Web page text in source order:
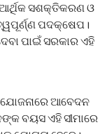
ଆର୍ଥିକ ସଶକ୍ତିକରଣ ଓ
ପଦକ୍ଷେପ।
ପାଇଁ ସରକାର ଏହି
ଯୋଜନାରେ ଆବେଦନ
ବୟସ ଏହି ସୀମାରେ